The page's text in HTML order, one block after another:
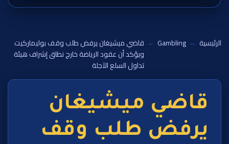
الرئيسية ←
Gambling
← قاضي ميشيغان يرفض طلب وقف بوليماركيت
ويؤكد أن عقود الرياضة خارج نطاق إشراف هيئة
تداول السلع الآجلة
قاضي ميشيغان
يرفض طلب وقف